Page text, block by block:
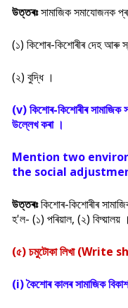
উত্তৰঃসামাজিক সমাযোজনক
(১) কিশোৰ-কিশোৰীৰ দেহ আৰু
(২) বুদ্ধি ।
(v) কিশোৰ-কিশোৰীৰ সামাজিক
উল্লেখ কৰা ।
Mention two
the social
উত্তৰঃকিশোৰ-কিশোৰীৰ
হ'ল- (১) পৰিয়াল, (২) বিদ্য়ালয় ।
(৫) চমুটোকা লিখা
(i) কৈশোৰ কালৰ সামাজিক